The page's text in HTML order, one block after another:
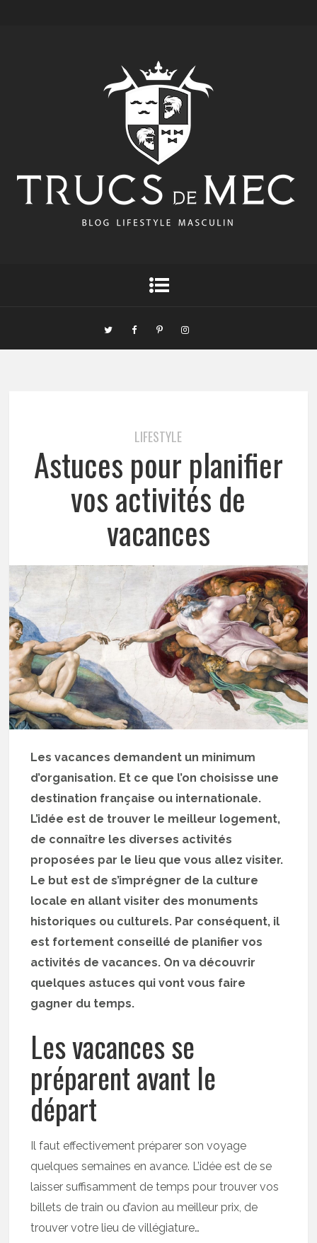
LIFESTYLE
Astuces pour planifier
vos activités de
vacances
Les vacances demandent un minimum
d’organisation. Et ce que l’on choisisse une
destination française ou internationale.
L’idée est de trouver le meilleur logement,
de connaître les diverses activités
proposées par le lieu que vous allez visiter.
Le but est de s’imprégner de la culture
locale en allant visiter des monuments
historiques ou culturels. Par conséquent, il
est fortement conseillé de planifier vos
activités de vacances. On va découvrir
quelques astuces qui vont vous faire
gagner du temps.
Les vacances se
préparent avant le
départ
Il faut effectivement préparer son voyage
quelques semaines en avance. L’idée est de se
laisser suffisamment de temps pour trouver vos
billets de train ou d’avion au meilleur prix, de
trouver votre lieu de villégiature…